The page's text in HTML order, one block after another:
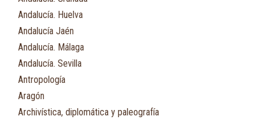
Andalucía. Huelva
Andalucía Jaén
Andalucía. Málaga
Andalucía. Sevilla
Antropología
Aragón
Archivística, diplomática y paleografía